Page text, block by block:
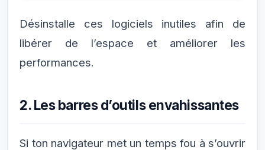
Désinstalle ces logiciels inutiles afin de
libérer de l’espace et améliorer les
performances.
2. Les barres d’outils envahissantes
Si ton navigateur met un temps fou à s’ouvrir